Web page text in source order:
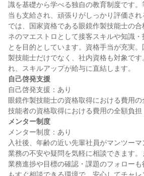
識を基礎から学べる独自の教育制度です
当も支給され、頑張りがしっかり評価さ
では、国家資格である眼鏡作製技能士の
ネのマエストロとして接客スキルや知識・
とを目的としています。資格手当が充実
製技能士だけでなく、社内資格も対象です
自己啓発支援
自己啓発支援：あり
眼鏡作製技能士の資格取得における費用
メンター制度
メンター制度：あり
入社後、年齢の近い先輩社員がマンツー
業務の不安や疑問を気軽に相談できます。
業務進捗や目標の確認・課題のフォローも